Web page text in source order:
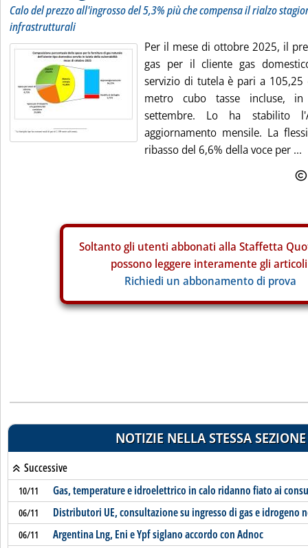
Calo del prezzo all'ingrosso del 5,3% più che compensa il rialzo
infrastrutturali
Per il mese di ottobre 2025, il
gas per il cliente gas
servizio di tutela è pari a
metro cubo tasse incluse,
settembre. Lo ha stabilito
aggiornamento mensile. La
ribasso del 6,6% della voce per ...
Soltanto gli utenti abbonati alla Staffetta
possono leggere interamente gli
Richiedi un abbonamento di prova
NOTIZIE NELLA STESSA SEZIONE
Successive
10/11 Gas, temperature e idroelettrico in calo ridanno fiato ai
06/11 Distributori UE, consultazione su ingresso di gas e idrogeno
06/11 Argentina Lng, Eni e Ypf siglano accordo con Adnoc